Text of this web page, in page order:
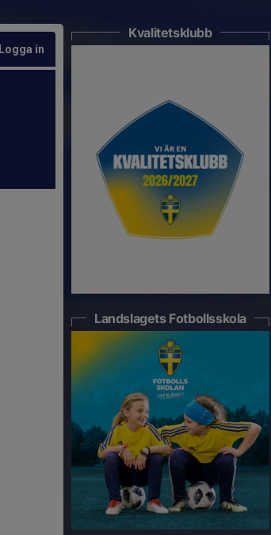
Logga in
Kvalitetsklubb
Landslagets Fotbollsskola